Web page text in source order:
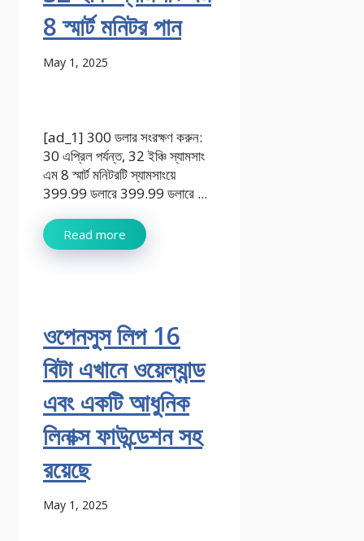
8 স্মার্ট মনিটর পান
May 1, 2025
[ad_1] 300 ডলার সংরক্ষণ করুন:
30 এপ্রিল পর্যন্ত, 32 ইঞ্চি স্যামসাং
এম 8 স্মার্ট মনিটরটি স্যামসাংয়ে
399.99 ডলারে 399.99 ডলারে ...
Read more
ওপেনসুস লিপ 16
বিটা এখানে ওয়েল্যান্ড
এবং একটি আধুনিক
লিনাক্স ফাউন্ডেশন সহ
রয়েছে
May 1, 2025